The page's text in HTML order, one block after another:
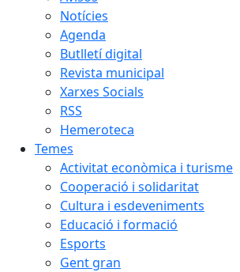
Notícies
Agenda
Butlletí digital
Revista municipal
Xarxes Socials
RSS
Hemeroteca
Temes
Activitat econòmica i turisme
Cooperació i solidaritat
Cultura i esdeveniments
Educació i formació
Esports
Gent gran